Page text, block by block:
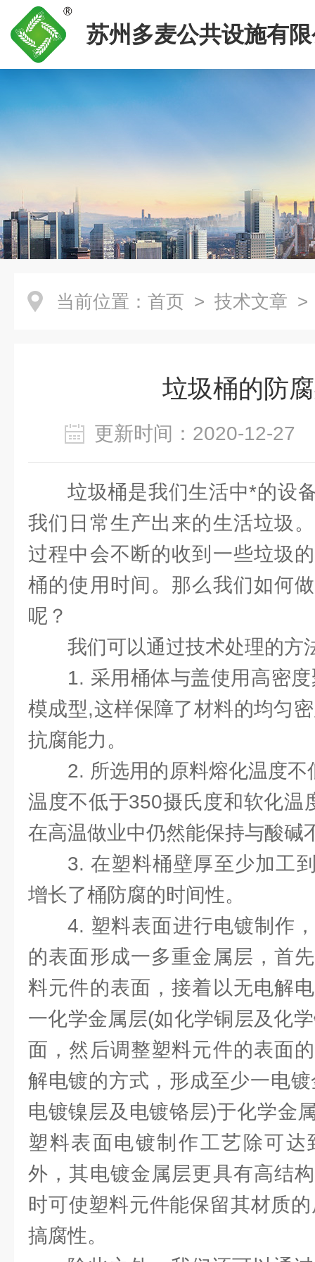
苏州多麦公共设施有
当前位置： 首页 > 技术文章 >
垃圾桶的防
更新时间：2020-12-
垃圾桶是我们生活中*的设
我们日常生产出来的生活垃圾
过程中会不断的收到一些垃圾
桶的使用时间。那么我们如何
呢？
我们可以通过技术处理的方
1. 采用桶体与盖使用高密
模成型,这样保障了材料的均匀
抗腐能力。
2. 所选用的原料熔化温度
温度不低于350摄氏度和软化温
在高温做业中仍然能保持与酸碱
3. 在塑料桶壁厚至少加工
增长了桶防腐的时间性。
4. 塑料表面进行电镀制作
的表面形成一多重金属层，首
料元件的表面，接着以无电解
一化学金属层(如化学铜层及化
面，然后调整塑料元件的表面
解电镀的方式，形成至少一电
电镀镍层及电镀铬层)于化学金
塑料表面电镀制作工艺除可
外，其电镀金属层更具有高结
时可使塑料元件能保留其材质
搞腐性。